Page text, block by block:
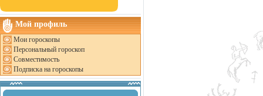
Мой профиль
Мои гороскопы
Персональный гороскоп
Совместимость
Подписка на гороскопы